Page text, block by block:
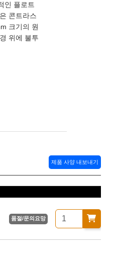
인 플로트
콘트라스
크기의 원
위에 불투
제품 사양 내보내기
품절/문의요망